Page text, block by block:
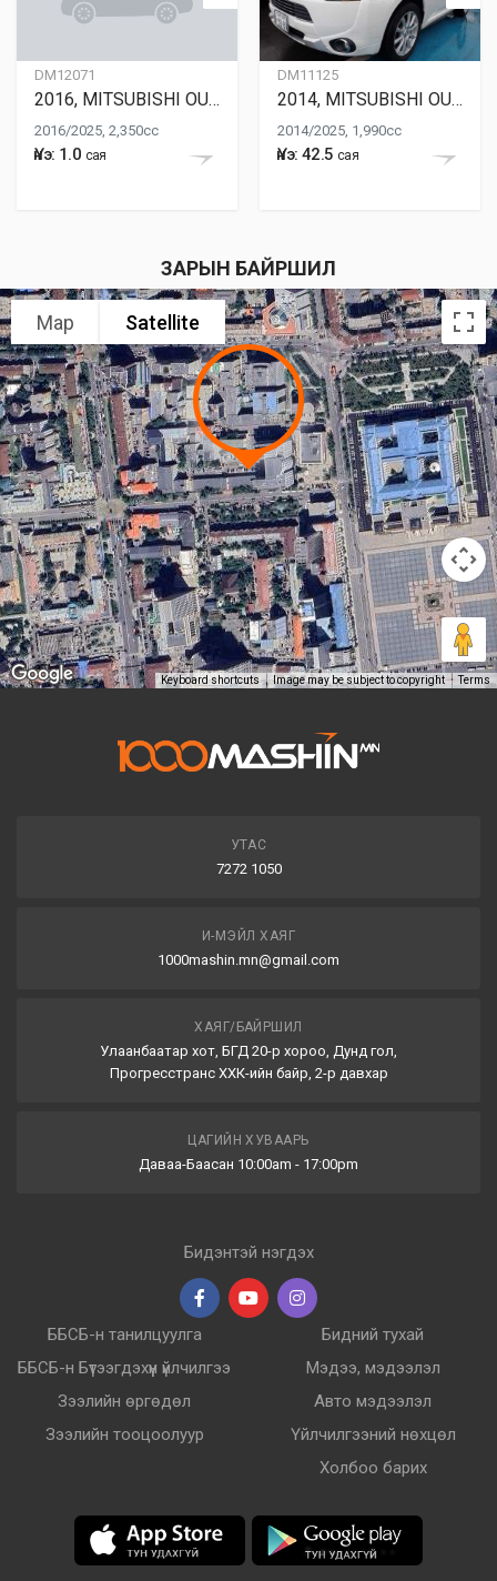
DM12071
2016, MITSUBISHI OUTLANDER
2016/2025, 2,350cc
Үнэ: 1.0 сая
DM11125
2014, MITSUBISHI OUTLANDER
2014/2025, 1,990cc
Үнэ: 42.5 сая
ЗАРЫН БАЙРШИЛ
Map Satellite
Keyboard shortcuts Image may be subject to copyright Terms
УТАС
7272 1050
И-МЭЙЛ ХАЯГ
1000mashin.mn@gmail.com
ХАЯГ/БАЙРШИЛ
Улаанбаатар хот, БГД 20-р хороо, Дунд гол,
Прогресстранс ХХК-ийн байр, 2-р давхар
ЦАГИЙН ХУВААРЬ
Даваа-Баасан 10:00am - 17:00pm
Бидэнтэй нэгдэх
ББСБ-н танилцуулга
ББСБ-н Бүтээгдэхүүн үйлчилгээ
Зээлийн өргөдөл
Зээлийн тооцоолуур
Бидний тухай
Мэдээ, мэдээлэл
Авто мэдээлэл
Үйлчилгээний нөхцөл
Холбоо барих